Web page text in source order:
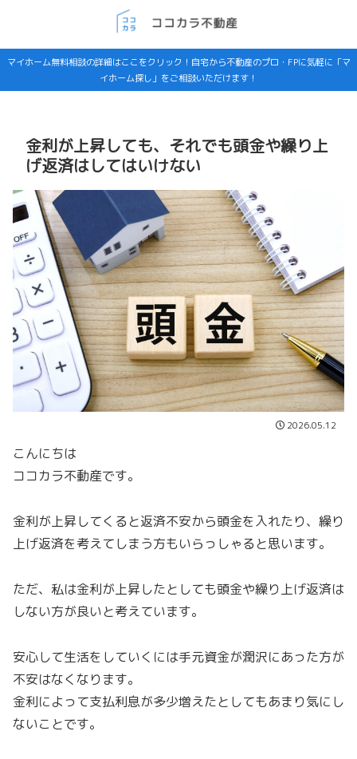
マイホーム無料相談の詳細はここをクリック！自宅から不動産のプロ・FPに気軽に「マ
イホーム探し」をご相談いただけます！
金利が上昇しても、それでも頭金や繰り上
げ返済はしてはいけない
2026.05.12
こんにちは
ココカラ不動産です。
金利が上昇してくると返済不安から頭金を入れたり、繰り
上げ返済を考えてしまう方もいらっしゃると思います。
ただ、私は金利が上昇したとしても頭金や繰り上げ返済は
しない方が良いと考えています。
安心して生活をしていくには手元資金が潤沢にあった方が
不安はなくなります。
金利によって支払利息が多少増えたとしてもあまり気にし
ないことです。